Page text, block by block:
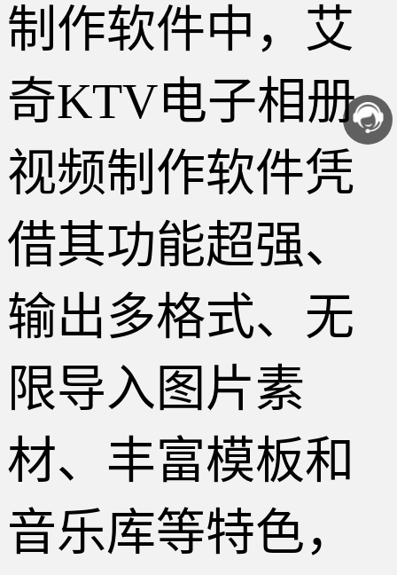
制作软件中，艾
奇KTV电子相册
视频制作软件凭
借其功能超强、
输出多格式、无
限导入图片素
材、丰富模板和
音乐库等特色，